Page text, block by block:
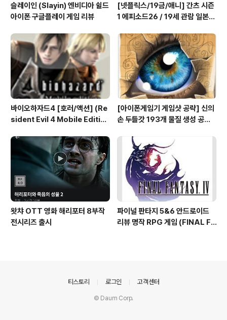
슬레이인 (Slayin) 엔비디아 쉴드
아이폰 구글플레이 게임 리뷰
[넷플릭스/19금/애니] 간츠 시즌
1 에피소드26 / 19세 관람 일본
바이오하자드4 [호러/액션] (Re
sident Evil 4 Mobile Editio
[아이폰게임기 게임샷 공략] 신의
손 두들갓 193개 물질 생성 공략
왓챠 OTT 영화 해리포터 8부작
전시리즈 출시
파이널 판타지 5&6 안드로이드
리뷰 명작 RPG 게임 (FINAL FA
티스토리 로그인 고객센터
© Daum Corp.